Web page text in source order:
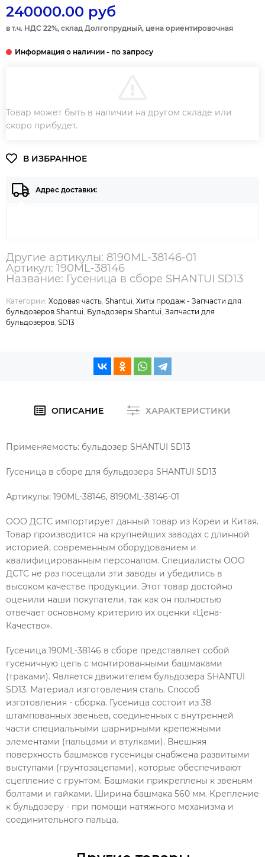
240000.00 руб
в т.ч. НДС 22%, склад Долгопрудный, цена ориентировочная
UNDERCARRIGE 00. ИЗГОТОВИТЕЛЬ (БРЕНД ТОРГОВЫЙ):
Товар может быть в наличии на другом складе или
скоро прибудет.
Адрес доставки:
Другие артикулы: 8190ML-38146-01
Артикул: 190ML-38146
Название: Гусеница в сборе SHANTUI SD13
Категории: Ходовая часть Shantui Хиты продаж - Запчасти для
бульдозеров Shantui Бульдозеры Shantui Запчасти для
бульдозеров SD13
ОПИСАНИЕ ХАРАКТЕРИСТИКИ
Применяемость: бульдозер SHANTUI SD13
Гусеница в сборе для бульдозера SHANTUI SD13
Артикулы: 190ML-38146, 8190ML-38146-01
ООО ДСТС импортирует данный товар из Кореи и Китая.
Товар производится на крупнейших заводах с длинной
историей, современным оборудованием и
квалифицированным персоналом. Специалисты ООО
ДСТС не раз посещали эти заводы и убедились в
высоком качестве продукции. Этот товар достойно
оценили наши покупатели, так как он полностью
отвечает основному критерию их оценки «Цена-
Качество».
Гусеница 190ML-38146 в сборе представляет собой
гусеничную цепь с монтированными башмаками
(траками). Является движителем бульдозера SHANTUI
SD13. Материал изготовления сталь. Способ
изготовления - сборка. Гусеница состоит из 38
штампованных звеньев, соединенных с внутренней
части специальными шарнирными крепежными
элементами (пальцами и втулками). Внешняя
поверхность башмаков гусеницы снабжена развитыми
выступами (грунтозацепами), которые обеспечивают
сцепление с грунтом. Башмаки прикреплены к звеньям
болтами и гайками. Ширина башмака 560 мм. Крепление
к бульдозеру - при помощи натяжного механизма и
соединительного пальца.